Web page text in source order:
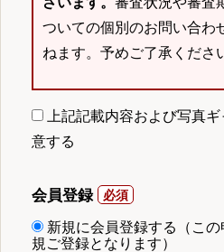
ついての個別のお問い合わ
ねます。予めご了承くださ
上記記載内容および写真
意する
会員登録
新規に会員登録する（こ
規ご登録となります）